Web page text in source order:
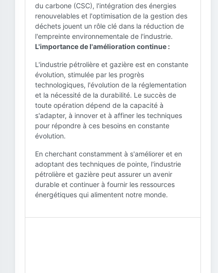
du carbone (CSC), l'intégration des énergies
renouvelables et l'optimisation de la gestion des
déchets jouent un rôle clé dans la réduction de
l'empreinte environnementale de l'industrie.
L'importance de l'amélioration continue :
L'industrie pétrolière et gazière est en constante
évolution, stimulée par les progrès
technologiques, l'évolution de la réglementation
et la nécessité de la durabilité. Le succès de
toute opération dépend de la capacité à
s'adapter, à innover et à affiner les techniques
pour répondre à ces besoins en constante
évolution.
En cherchant constamment à s'améliorer et en
adoptant des techniques de pointe, l'industrie
pétrolière et gazière peut assurer un avenir
durable et continuer à fournir les ressources
énergétiques qui alimentent notre monde.